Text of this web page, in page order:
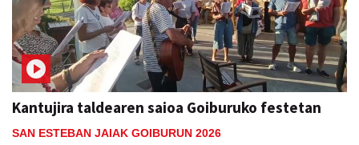
Kantujira taldearen saioa Goiburuko festetan
SAN ESTEBAN JAIAK GOIBURUN 2026